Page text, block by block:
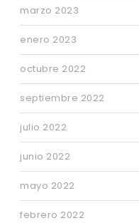
marzo 2023
enero 2023
octubre 2022
septiembre 2022
julio 2022
junio 2022
mayo 2022
febrero 2022